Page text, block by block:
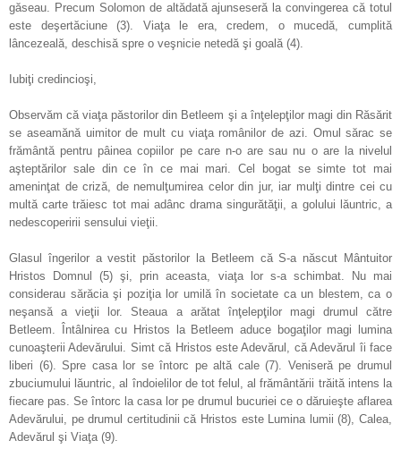
găseau. Precum Solomon de altădată ajunseseră la convingerea că totul
este deşertăciune (3). Viaţa le era, credem, o mucedă, cumplită
lâncezeală, deschisă spre o veşnicie netedă şi goală (4).
Iubiţi credincioşi,
Observăm că viaţa păstorilor din Betleem şi a înţelepţilor magi din Răsărit
se aseamănă uimitor de mult cu viaţa românilor de azi. Omul sărac se
frământă pentru pâinea copiilor pe care n-o are sau nu o are la nivelul
aşteptărilor sale din ce în ce mai mari. Cel bogat se simte tot mai
ameninţat de criză, de nemulţumirea celor din jur, iar mulţi dintre cei cu
multă carte trăiesc tot mai adânc drama singurătăţii, a golului lăuntric, a
nedescoperirii sensului vieţii.
Glasul îngerilor a vestit păstorilor la Betleem că S-a născut Mântuitor
Hristos Domnul (5) şi, prin aceasta, viaţa lor s-a schimbat. Nu mai
considerau sărăcia şi poziţia lor umilă în societate ca un blestem, ca o
neşansă a vieţii lor. Steaua a arătat înţelepţilor magi drumul către
Betleem. Întâlnirea cu Hristos la Betleem aduce bogaţilor magi lumina
cunoaşterii Adevărului. Simt că Hristos este Adevărul, că Adevărul îi face
liberi (6). Spre casa lor se întorc pe altă cale (7). Veniseră pe drumul
zbuciumului lăuntric, al îndoielilor de tot felul, al frământării trăită intens la
fiecare pas. Se întorc la casa lor pe drumul bucuriei ce o dăruieşte aflarea
Adevărului, pe drumul certitudinii că Hristos este Lumina lumii (8), Calea,
Adevărul şi Viaţa (9).